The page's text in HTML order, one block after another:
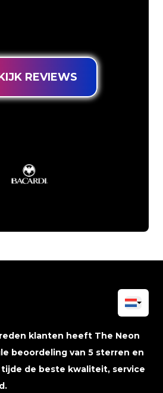
REVIEWS
klanten heeft The Neon
beoordeling van 5 sterren en
de beste kwaliteit, service